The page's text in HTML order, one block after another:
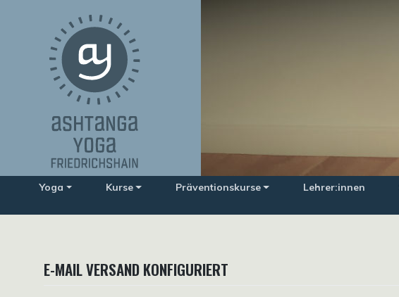
Yoga Kurse Präventionskurse Lehrer:innen
E-MAIL VERSAND KONFIGURIERT